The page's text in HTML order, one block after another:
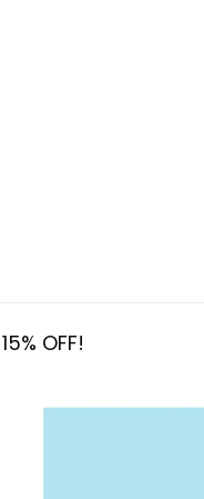
15% OFF!